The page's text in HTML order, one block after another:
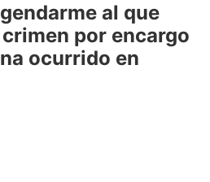
al que
por encargo
ocurrido en